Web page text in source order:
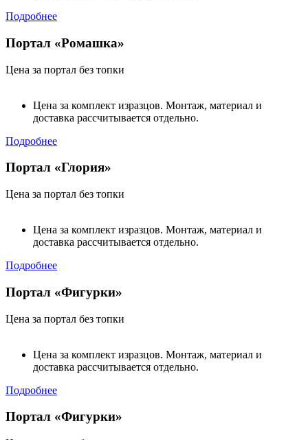
Подробнее
Портал «Ромашка»
Цена за портал без топки
Цена за комплект изразцов. Монтаж, материал и
доставка рассчитывается отдельно.
Подробнее
Портал «Глория»
Цена за портал без топки
Цена за комплект изразцов. Монтаж, материал и
доставка рассчитывается отдельно.
Подробнее
Портал «Фигурки»
Цена за портал без топки
Цена за комплект изразцов. Монтаж, материал и
доставка рассчитывается отдельно.
Подробнее
Портал «Фигурки»